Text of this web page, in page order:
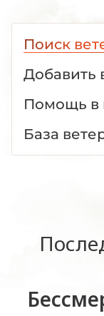
Поиск
Добавить
Помощь в
База